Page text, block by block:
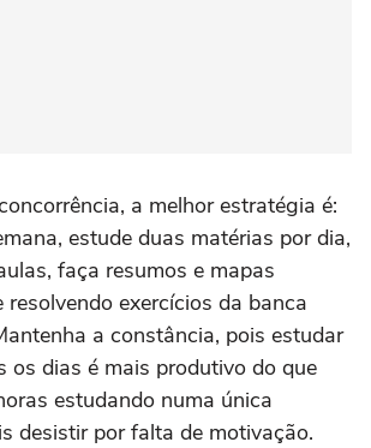
a melhor estratégia é:
estude duas matérias por dia,
faça resumos e mapas
resolvendo exercícios da banca
a constância, pois estudar
os dias é mais produtivo do que
estudando numa única
desistir por falta de motivação.